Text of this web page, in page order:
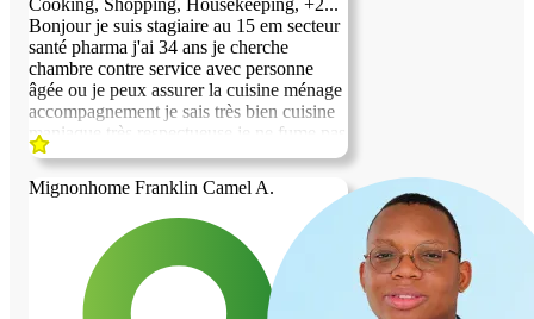
Cooking, Shopping, Housekeeping, +2...
Bonjour je suis stagiaire au 15 em secteur
santé pharma j'ai 34 ans je cherche
chambre contre service avec personne
âgée ou je peux assurer la cuisine ménage
accompagnement je sais très bien cuisine
maniaque très respectueuse je ne fume pas
pas d'alcool rien de tt
Mignonhome Franklin Camel A.